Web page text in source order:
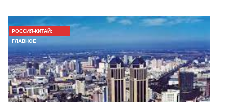
РОССИЯ-КИТАЙ:
ГЛАВНОЕ